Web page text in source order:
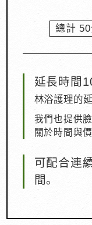
總計
延長時間
林浴護理的
我們也提供
關於時間與
可配合連
間。